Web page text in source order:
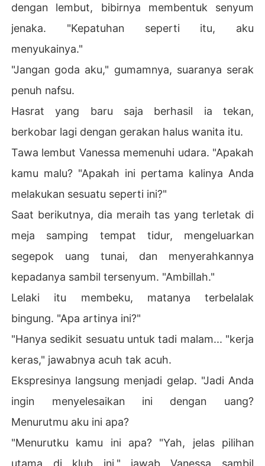
dengan lembut, bibirnya membentuk senyum
jenaka. "Kepatuhan seperti itu, aku
menyukainya."
"Jangan goda aku," gumamnya, suaranya serak
penuh nafsu.
Hasrat yang baru saja berhasil ia tekan,
berkobar lagi dengan gerakan halus wanita itu.
Tawa lembut Vanessa memenuhi udara. "Apakah
kamu malu? "Apakah ini pertama kalinya Anda
melakukan sesuatu seperti ini?"
Saat berikutnya, dia meraih tas yang terletak di
meja samping tempat tidur, mengeluarkan
segepok uang tunai, dan menyerahkannya
kepadanya sambil tersenyum. "Ambillah."
Lelaki itu membeku, matanya terbelalak
bingung. "Apa artinya ini?"
"Hanya sedikit sesuatu untuk tadi malam... "kerja
keras," jawabnya acuh tak acuh.
Ekspresinya langsung menjadi gelap. "Jadi Anda
ingin menyelesaikan ini dengan uang?
Menurutmu aku ini apa?
"Menurutku kamu ini apa? "Yah, jelas pilihan
utama di klub ini," jawab Vanessa sambil